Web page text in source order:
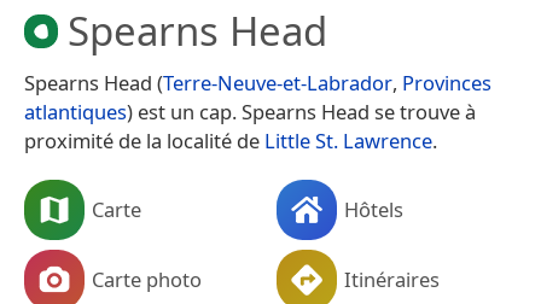
Spearns Head
Spearns Head (Terre-Neuve-et-Labrador, Provinces
atlantiques) est un cap. Spearns Head se trouve à
proximité de la localité de Little St. Lawrence.
Carte Hôtels
Carte photo Itinéraires